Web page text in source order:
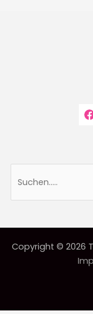
Copyright © 2026